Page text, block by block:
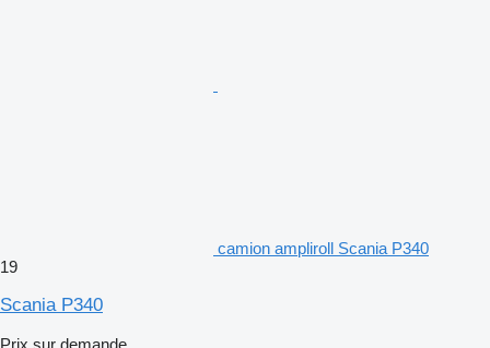
camion ampliroll Scania P340
19
Scania P340
Prix sur demande